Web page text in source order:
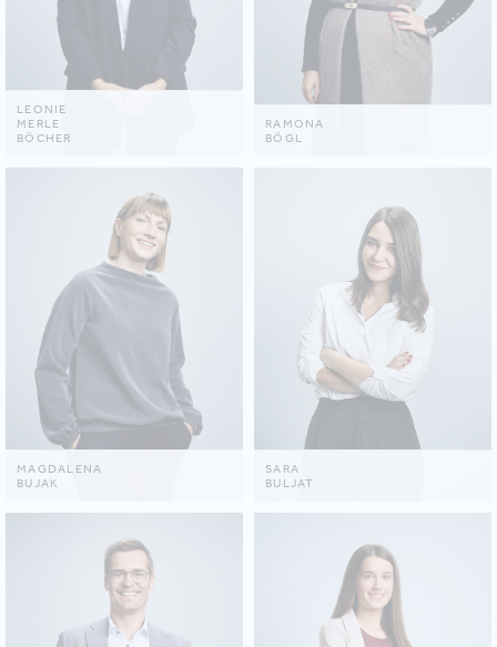
LEONIE
MERLE
BÖCHER
RAMONA
BÖGL
MAGDALENA
BUJAK
SARA
BULJAT